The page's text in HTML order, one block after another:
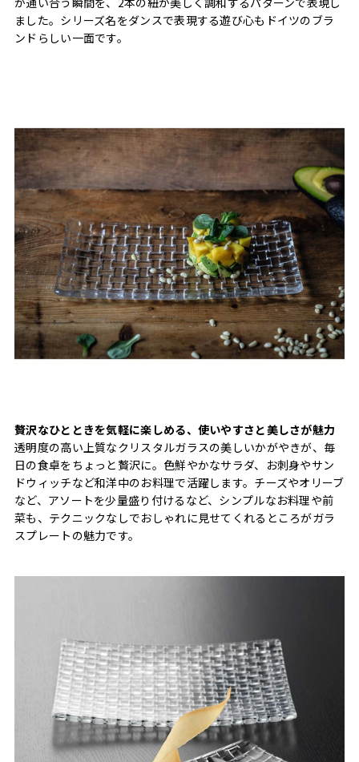
ました。シリーズ名をダンスで表現する遊び心もドイツのブラ
ンドらしい一面です。
贅沢なひとときを気軽に楽しめる、使いやすさと美しさが魅力
透明度の高い上質なクリスタルガラスの美しいかがやきが、毎
日の食卓をちょっと贅沢に。色鮮やかなサラダ、お刺身やサン
ドウィッチなど和洋中のお料理で活躍します。チーズやオリーブ
など、アソートを少量盛り付けるなど、シンプルなお料理や前
菜も、テクニックなしでおしゃれに見せてくれるところがガラ
スプレートの魅力です。